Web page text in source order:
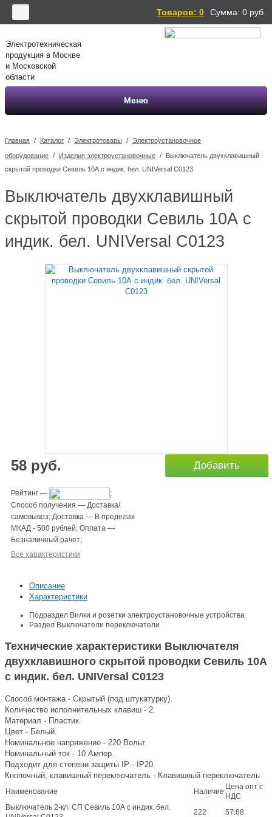
Товаров: 0 Сумма: 0 руб.
Электротехническая
продукция в Москве
и Московской
области
Меню
Главная / Каталог / Электротовары / Электроустановочное
оборудование / Изделия электроустановочные /
Выключатель двухклавишный
скрытой проводки Севиль 10А с индик. бел. UNIVersal С0123
Выключатель двухклавишный
скрытой проводки Севиль 10А с
индик. бел. UNIVersal С0123
58 руб.
Рейтинг —
;
Способ получения — Доставка/
самовывоз; Доставка — В пределах
МКАД - 500 рублей; Оплата —
Безналичный рачет;
Все характеристики
Добавить
Описание
Характеристики
Подраздел Вилки и розетки электроустановочные устройства
Раздел Выключатели переключатели
Технические характеристики Выключателя
двухклавишного скрытой проводки Севиль 10А
с индик. бел. UNIVersal С0123
Способ монтажа - Скрытый (под штукатурку).
Количество исполнительных клавиш - 2.
Материал - Пластик.
Цвет - Белый.
Номинальное напряжение - 220 Вольт.
Номинальный ток - 10 Ампер.
Подходит для степени защиты IP - IP20.
Кнопочный, клавишный переключатель - Клавишный переключатель
Наименование Наличие
Цена опт с
НДС
Выключатель 2-кл. СП Севиль 10А с индик. бел.
222 57.68